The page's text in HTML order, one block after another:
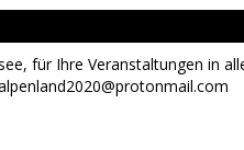
für Ihre Veranstaltungen in